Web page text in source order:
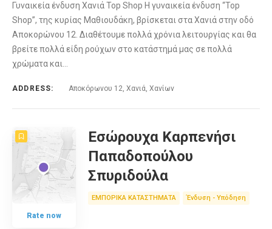
Γυναικεία ένδυση Χανιά Top Shop Η γυναικεία ένδυση “Top
Shop”, της κυρίας Μαθιουδάκη, βρίσκεται στα Χανιά στην οδό
Αποκορώνου 12. Διαθέτουμε πολλά χρόνια λειτουργίας και θα
βρείτε πολλά είδη ρούχων στο κατάστημά μας σε πολλά
χρώματα και…
ADDRESS: Αποκόρωνου 12, Χανιά, Χανίων
Rate now
Εσώρουχα Καρπενήσι
Παπαδοπούλου
Σπυριδούλα
ΕΜΠΟΡΙΚΑ ΚΑΤΑΣΤΗΜΑΤΑ Ένδυση - Υπόδηση